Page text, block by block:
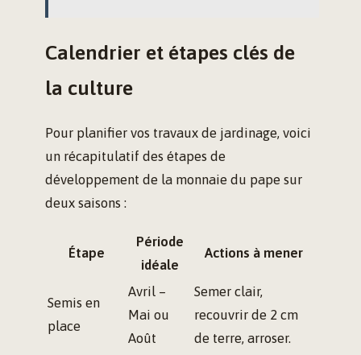
Calendrier et étapes clés de
la culture
Pour planifier vos travaux de jardinage, voici
un récapitulatif des étapes de
développement de la monnaie du pape sur
deux saisons :
Étape
Période
idéale
Actions à mener
Semis en
place
Avril –
Mai ou
Août
Semer clair,
recouvrir de 2 cm
de terre, arroser.